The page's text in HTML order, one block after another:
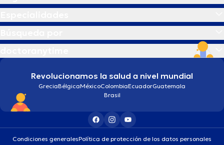
Revolucionamos la salud a nivel mundial
GreciaBélgicaMéxicoColombiaEcuadorGuatemala
Brasil
Condiciones generalesPolítica de protección de los datos personales